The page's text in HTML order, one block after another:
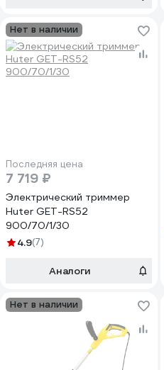
Нет в наличии
Последняя цена
7 719 ₽
Электрический триммер
Huter GET-RS52
900/70/1/30
4.9(7)
Аналоги
Нет в наличии